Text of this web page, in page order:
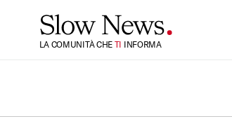
LA COMUNITÀ CHE TI
SI
INFORMA